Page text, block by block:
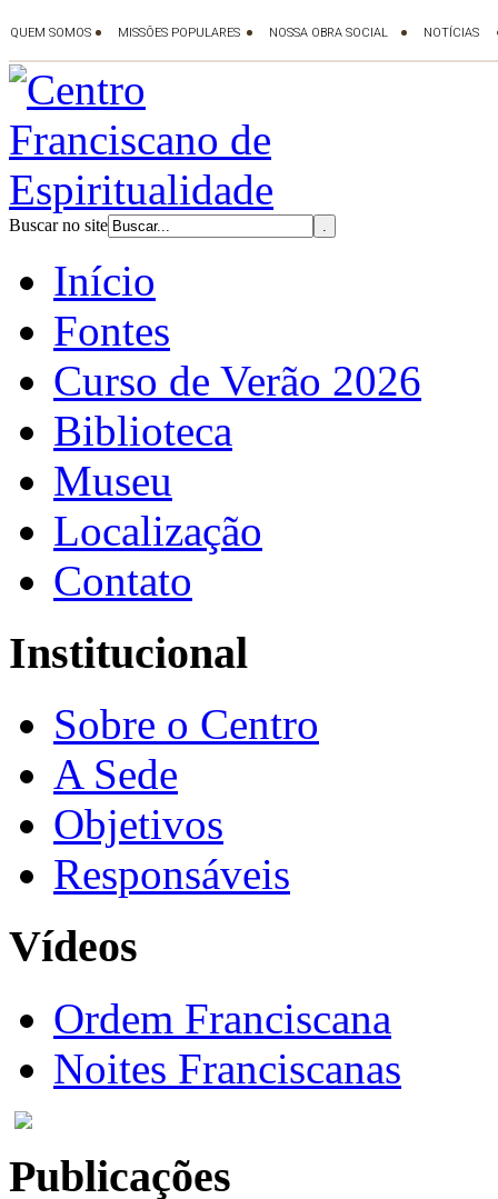
Buscar no site
Início
Fontes
Curso de Verão 2026
Biblioteca
Museu
Localização
Contato
Institucional
Sobre o Centro
A Sede
Objetivos
Responsáveis
Vídeos
Ordem Franciscana
Noites Franciscanas
Publicações